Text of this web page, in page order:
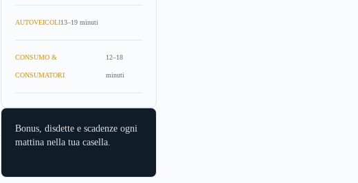
AUTOVEICOLI13–19 minuti
CONSUMO &
CONSUMATORI
12–18
minuti
Bonus, disdette e scadenze ogni
mattina nella tua casella.